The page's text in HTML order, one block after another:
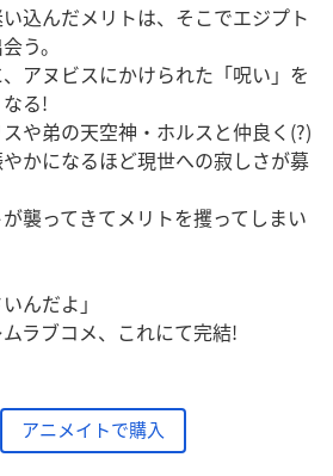
込んだメリトは、そこでエジプト
う。
アヌビスにかけられた「呪い」を
る!
や弟の天空神・ホルスと仲良く(?)
かになるほど現世への寂しさが募
襲ってきてメリトを攫ってしまい
んだよ」
ラブコメ、これにて完結!
アニメイトで購入